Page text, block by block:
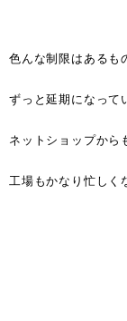
色んな制限はあるも
ずっと延期になって
ネットショップから
工場もかなり忙し